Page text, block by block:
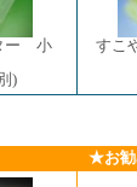
ー 小
)
すこ
★お勧